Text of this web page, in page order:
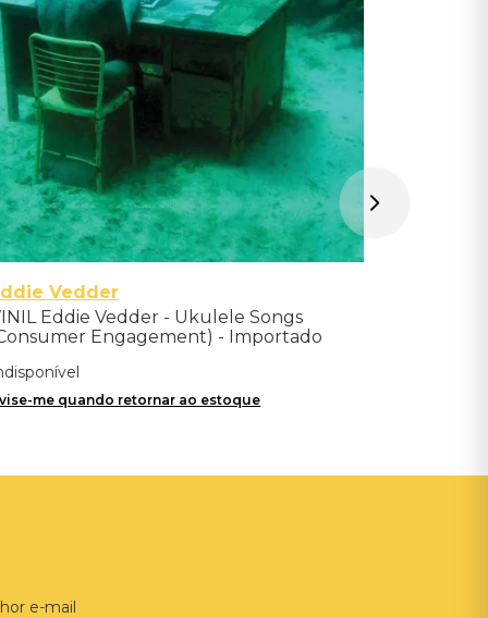
Vedder
Eddie Vedder - Ukulele Songs
Engagement) - Importado
me quando retornar ao estoque
e-mail